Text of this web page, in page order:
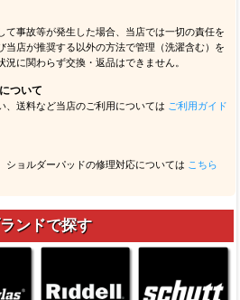
て事故等が発生した場合、当店では一切の責任を
当店が推奨する以外の方法で管理（洗濯含む）を
に関わらず交換・返品はできません。
ついて
、送料など当店のご利用については ご利用ガイド
ショルダーパッドの修理対応については こちら
ンドで探す